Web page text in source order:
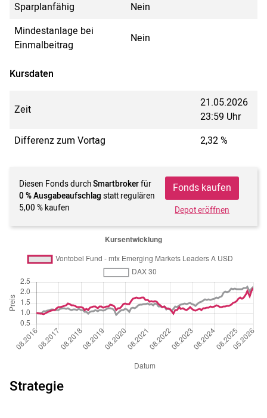
Sparplanfähig
Nein
Mindestanlage bei
Einmalbeitrag
Nein
Kursdaten
Zeit
21.05.2026
23:59 Uhr
Differenz zum Vortag
2,32 %
Diesen Fonds durchSmartbrokerfür
0 % Ausgabeaufschlag statt regulären
5,00 % kaufen
Fonds kaufen
Depot eröffnen
Strategie